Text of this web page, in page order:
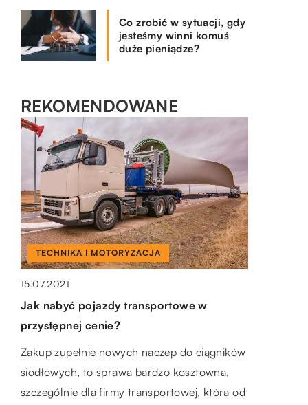
Co zrobić w sytuacji, gdy
jesteśmy winni komuś
duże pieniądze?
REKOMENDOWANE
DLA DOMU I OGRODU
12.06.2022
Węzeł cieplny w budynku – jakie jest jego
zastosowanie?
Co to jest? Węzeł cieplny to miejsce w
budynku, w którym przechowywana jest
gorąca woda lub para wodna. Celem węzła
TECHNIKA I MOTORYZACJA
15.07.2021
Jak nabyć pojazdy transportowe w
przystępnej cenie?
Zakup zupełnie nowych naczep do ciągników
siodłowych, to sprawa bardzo kosztowna,
szczególnie dla firmy transportowej, która od
ZDROWIE I MEDYCYNA
16.02.2022
Pompka do penisa, czyli pompki
erekcyjne do jego powiększenia
Coraz więcej mężczyzn
nieusatysfakcjonowanych rozmiarem
swojego penisa lub mających problem ze